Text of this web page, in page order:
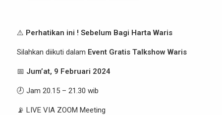
⚠️ Perhatikan ini ! Sebelum Bagi Harta Waris
Silahkan diikuti dalam Event Gratis Talkshow Waris
📅 Jum’at, 9 Februari 2024
🕗 Jam 20.15 – 21.30 wib
📡 LIVE VIA ZOOM Meeting